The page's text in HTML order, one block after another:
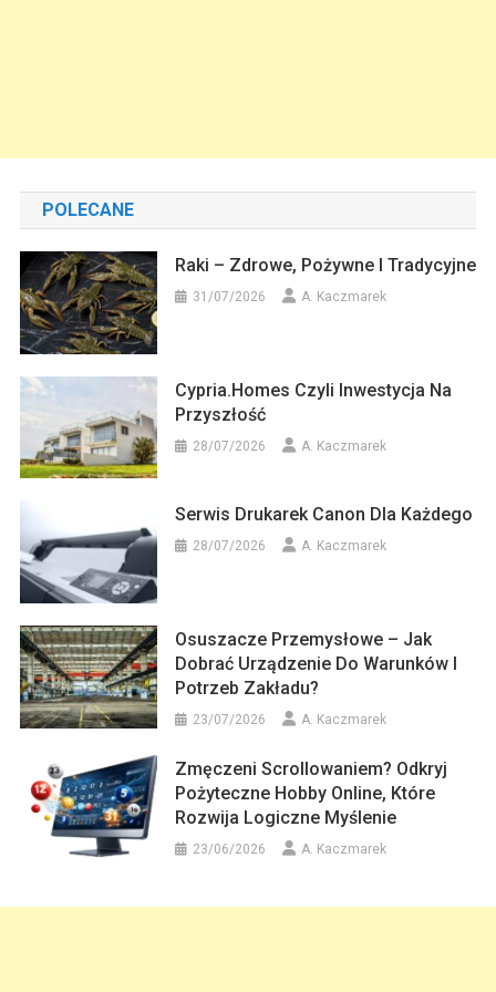
POLECANE
Raki – Zdrowe, Pożywne I Tradycyjne
31/07/2026 A. Kaczmarek
Cypria.homes Czyli Inwestycja Na
Przyszłość
28/07/2026 A. Kaczmarek
Serwis Drukarek Canon Dla Każdego
28/07/2026 A. Kaczmarek
Osuszacze Przemysłowe – Jak
Dobrać Urządzenie Do Warunków I
Potrzeb Zakładu?
23/07/2026 A. Kaczmarek
Zmęczeni Scrollowaniem? Odkryj
Pożyteczne Hobby Online, Które
Rozwija Logiczne Myślenie
23/06/2026 A. Kaczmarek